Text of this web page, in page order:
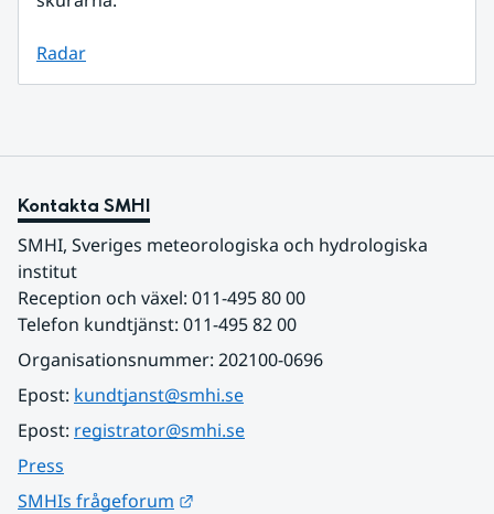
Radar
Kontakta SMHI
SMHI, Sveriges meteorologiska och hydrologiska
institut
Reception och växel: 011-495 80 00
Telefon kundtjänst: 011-495 82 00
Organisationsnummer: 202100-0696
Epost: kundtjanst@smhi.se
Epost: registrator@smhi.se
Press
SMHIs frågeforum